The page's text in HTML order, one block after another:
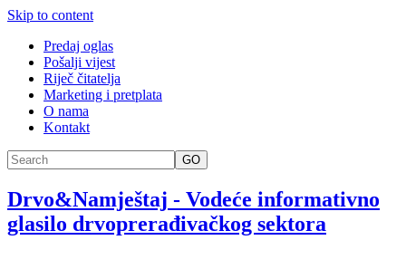
Skip to content
Predaj oglas
Pošalji vijest
Riječ čitatelja
Marketing i pretplata
O nama
Kontakt
GO
Drvo&Namještaj - Vodeće informativno
glasilo drvoprerađivačkog sektora